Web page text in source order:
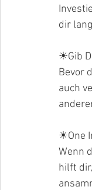
dir
☀Gib
Bevor
auch
☀One
Wenn
hilft